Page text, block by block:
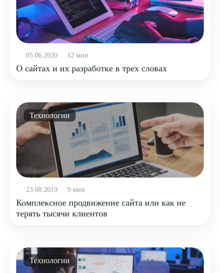
05.06.2020 12 мин
О сайтах и их разработке в трех словах
Технологии
23.08.2019 9 мин
Комплексное продвижение сайта или как не
терять тысячи клиентов
Технологии